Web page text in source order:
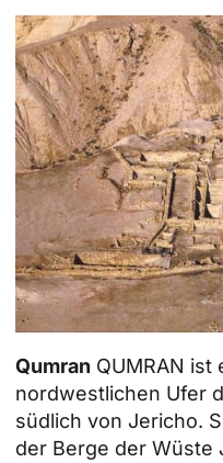
Qumran QUMRAN ist
nordwestlichen Ufer
südlich von Jericho.
der Berge der Wüste